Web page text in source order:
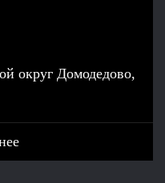
округ Домодедово,